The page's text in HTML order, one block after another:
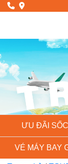
Previous
ƯU ĐÃI
VÉ MÁY BAY